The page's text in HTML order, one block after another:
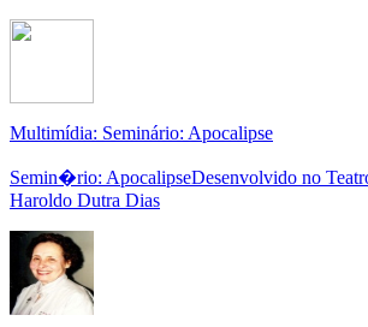
Multimídia: Seminário: Apocalipse
Semin�rio: ApocalipseDesenvolvido no
Haroldo Dutra Dias